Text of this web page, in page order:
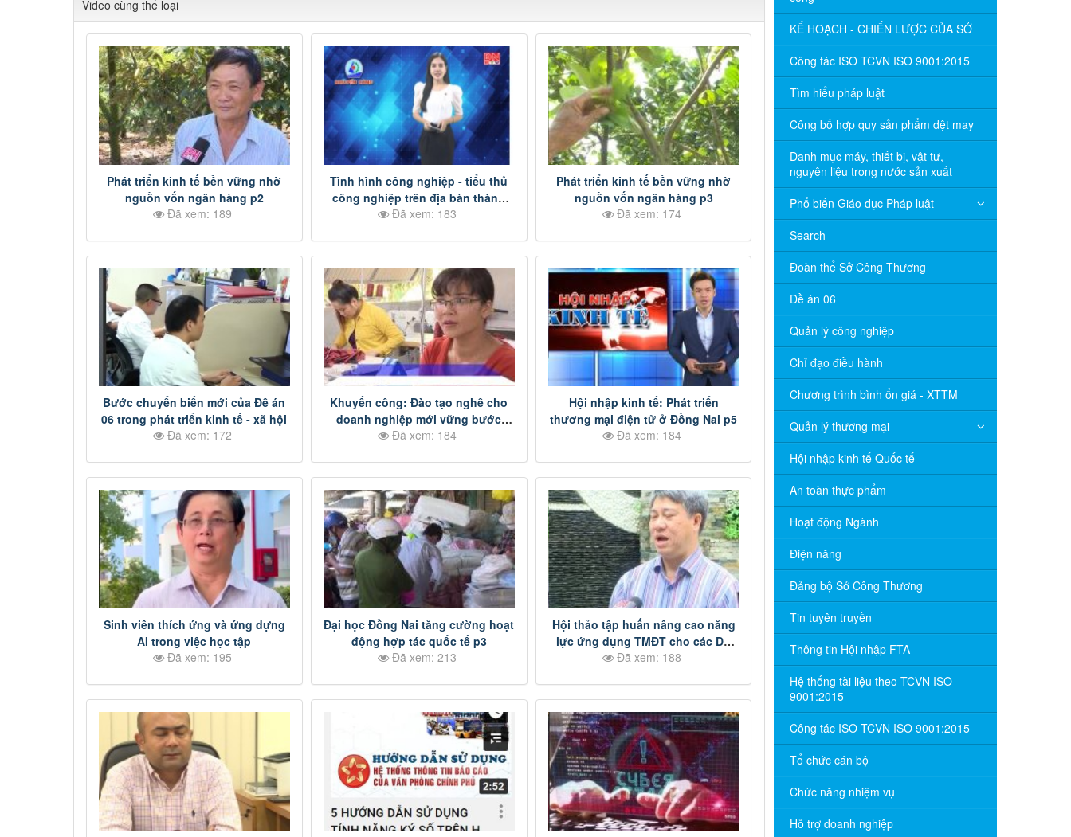
Video cùng thể loại
Phát triển kinh tế bền vững nhờ
nguồn vốn ngân hàng p2
Đã xem: 189
Tình hình công nghiệp - tiểu thủ
công nghiệp trên địa bàn thành
phố Long Khánh
Đã xem: 183
Phát triển kinh tế bền vững nhờ
nguồn vốn ngân hàng p3
Đã xem: 174
Bước chuyển biến mới của Đề án
06 trong phát triển kinh tế - xã hội
Đã xem: 172
Khuyến công: Đào tạo nghề cho
doanh nghiệp mới vững bước
khởi nghiệp p3
Đã xem: 184
Hội nhập kinh tế: Phát triển
thương mại điện tử ở Đồng Nai p5
Đã xem: 184
Sinh viên thích ứng và ứng dựng
AI trong việc học tập
Đã xem: 195
Đại học Đồng Nai tăng cường hoạt
động hợp tác quốc tế p3
Đã xem: 213
Hội thảo tập huấn nâng cao năng
lực ứng dụng TMĐT cho các DN
trong bối cảnh thực thi hiệp định
Đã xem: 188
KẾ HOẠCH - CHIẾN LƯỢC CỦA SỞ
Công tác ISO TCVN ISO 9001:2015
Tìm hiểu pháp luật
Công bố hợp quy sản phẩm dệt may
Danh mục máy, thiết bị, vật tư,
nguyên liệu trong nước sản xuất
Phổ biến Giáo dục Pháp luật
Search
Đoàn thể Sở Công Thương
Đề án 06
Quản lý công nghiệp
Chỉ đạo điều hành
Chương trình bình ổn giá - XTTM
Quản lý thương mại
Hội nhập kinh tế Quốc tế
An toàn thực phẩm
Hoạt động Ngành
Điện năng
Đảng bộ Sở Công Thương
Tin tuyên truyền
Thông tin Hội nhập FTA
Hệ thống tài liệu theo TCVN ISO
9001:2015
Công tác ISO TCVN ISO 9001:2015
Tổ chức cán bộ
Chức năng nhiệm vụ
Hỗ trợ doanh nghiệp